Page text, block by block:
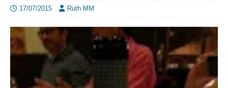
17/07/2015 Ruth MM